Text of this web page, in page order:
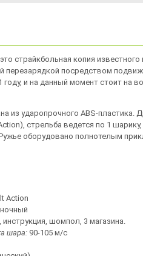
страйкбольная копия
перезарядкой посредством
и на данный момент стоит на
из ударопрочного ABS-пластика.
стрельба ведется по 1
оборудовано полнотелым
Action
инструкция, шомпол, 3 магазина.
шара: 90-105 м/с